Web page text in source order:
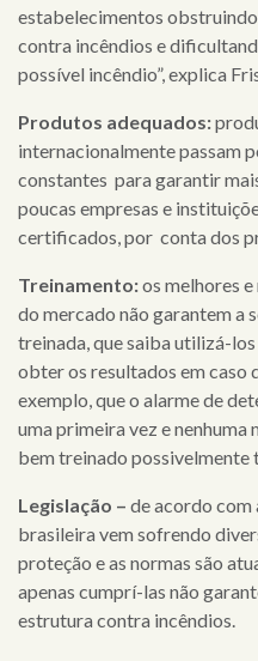
home
quem
somos
serviços
clientes
cases
notícias
estabelecimentos
contra incêndios e
possível incêndio”, explica
Produtos adequados:
internacionalmente passam
constantes para garantir
poucas empresas e
certificados, por conta dos
Treinamento:os melhores
do mercado não garantem a
treinada, que saiba utilizá-
obter os resultados em caso
exemplo, que o alarme de
uma primeira vez e
bem treinado possivelmente
Legislação – de acordo com
brasileira vem sofrendo
proteção e as normas são
apenas cumprí-las não
estrutura contra incêndios.